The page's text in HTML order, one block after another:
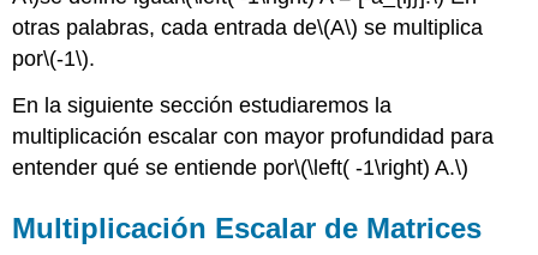
otras palabras, cada entrada de\(A\) se multiplica
por\(-1\).
En la siguiente sección estudiaremos la
multiplicación escalar con mayor profundidad para
entender qué se entiende por\(\left( -1\right) A.\)
Multiplicación Escalar de Matrices